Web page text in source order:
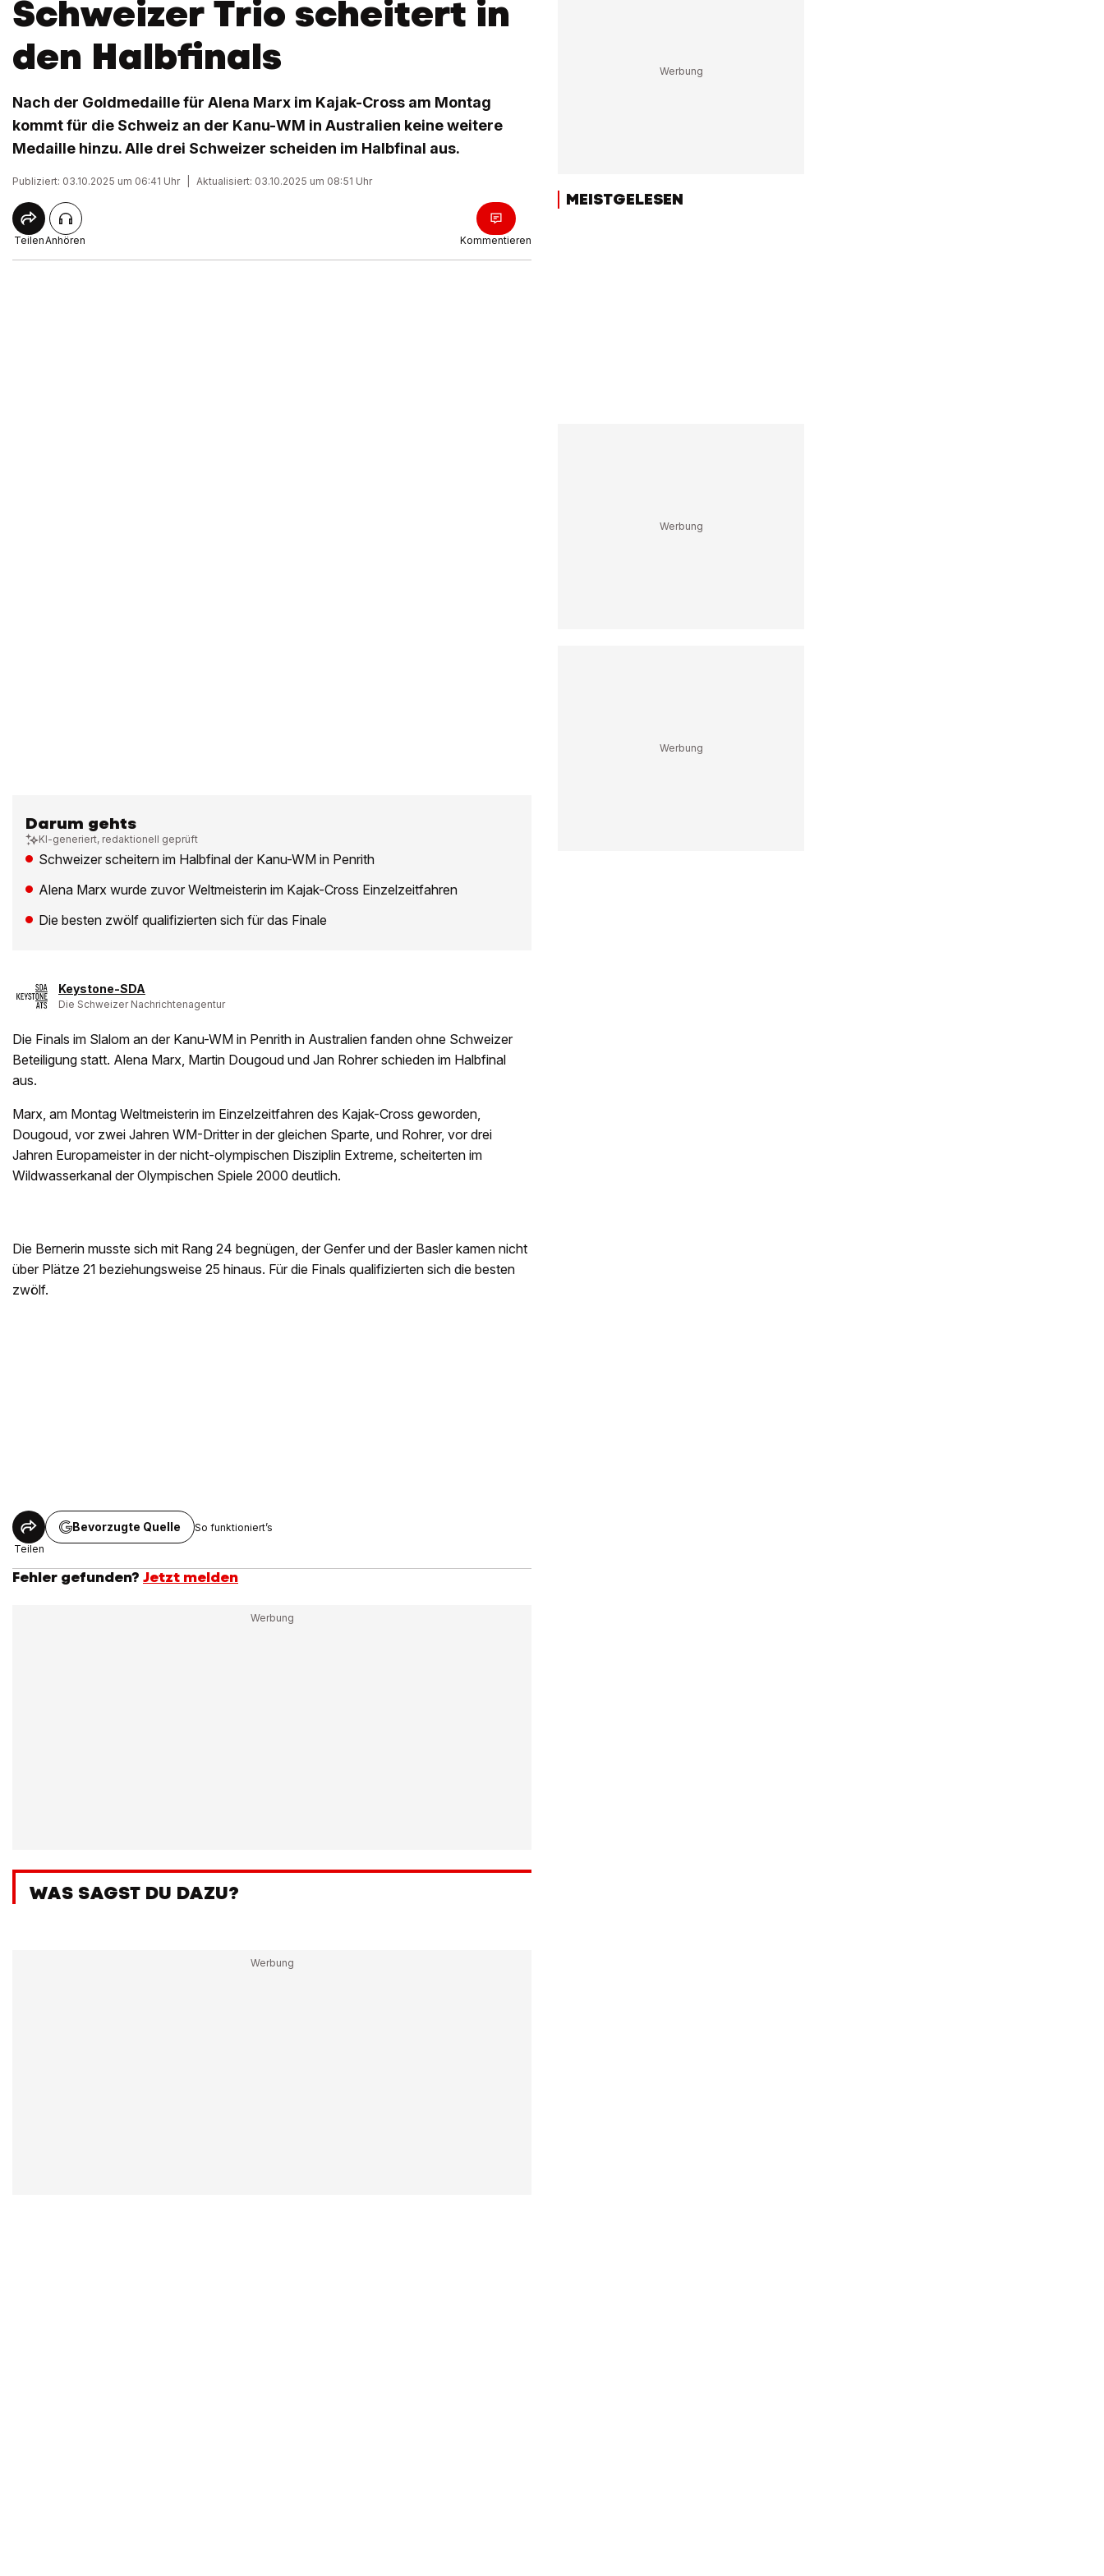
Schweizer Trio scheitert in
den Halbfinals
Nach der Goldmedaille für Alena Marx im Kajak-Cross am Montag
kommt für die Schweiz an der Kanu-WM in Australien keine weitere
Medaille hinzu. Alle drei Schweizer scheiden im Halbfinal aus.
Publiziert: 03.10.2025 um 06:41 Uhr Aktualisiert: 03.10.2025 um 08:51 Uhr
TeilenAnhören Kommentieren
Darum gehts
KI-generiert, redaktionell geprüft
Schweizer scheitern im Halbfinal der Kanu-WM in Penrith
Alena Marx wurde zuvor Weltmeisterin im Kajak-Cross Einzelzeitfahren
Die besten zwölf qualifizierten sich für das Finale
Keystone-SDA
Die Schweizer Nachrichtenagentur
Die Finals im Slalom an der Kanu-WM in Penrith in Australien fanden ohne Schweizer
Beteiligung statt. Alena Marx, Martin Dougoud und Jan Rohrer schieden im Halbfinal
aus.
Marx, am Montag Weltmeisterin im Einzelzeitfahren des Kajak-Cross geworden,
Dougoud, vor zwei Jahren WM-Dritter in der gleichen Sparte, und Rohrer, vor drei
Jahren Europameister in der nicht-olympischen Disziplin Extreme, scheiterten im
Wildwasserkanal der Olympischen Spiele 2000 deutlich.
Die Bernerin musste sich mit Rang 24 begnügen, der Genfer und der Basler kamen nicht
über Plätze 21 beziehungsweise 25 hinaus. Für die Finals qualifizierten sich die besten
zwölf.
Teilen
Bevorzugte Quelle So funktioniert’s
Fehler gefunden? Jetzt melden
WAS SAGST DU DAZU?
MEISTGELESEN